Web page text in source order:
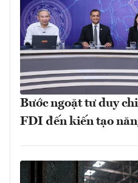
Bước ngoặt tư duy
FDI đến kiến tạo